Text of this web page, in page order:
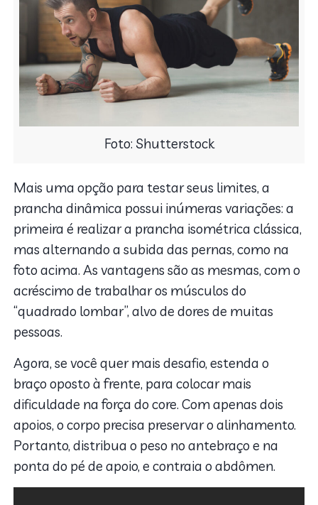
Foto: Shutterstock
Mais uma opção para testar seus limites, a
prancha dinâmica possui inúmeras variações: a
primeira é realizar a prancha isométrica clássica,
mas alternando a subida das pernas, como na
foto acima. As vantagens são as mesmas, com o
acréscimo de trabalhar os músculos do
“quadrado lombar”, alvo de dores de muitas
pessoas.
Agora, se você quer mais desafio, estenda o
braço oposto à frente, para colocar mais
dificuldade na força do core. Com apenas dois
apoios, o corpo precisa preservar o alinhamento.
Portanto, distribua o peso no antebraço e na
ponta do pé de apoio, e contraia o abdômen.